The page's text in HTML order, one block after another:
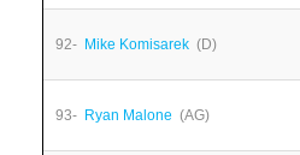
92- Mike Komisarek (D)
93- Ryan Malone (AG)